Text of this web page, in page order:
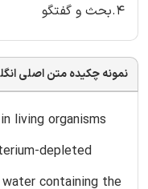
4.بحث و گفتگو
نمونه چکیده متن اصلی
living organisms
depleted
containing the